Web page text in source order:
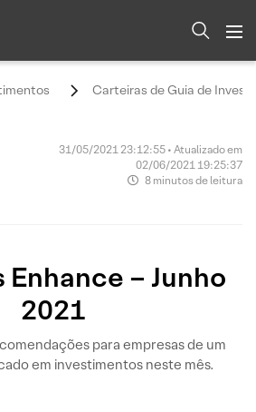
Carteiras de Guia de
31/05/2021 23:12:55 • Atualizado em
02/06/2021 19:25:37
8 minutos de leitura
Enhance – Junho
2021
para empresas de um
em investimentos neste mês.